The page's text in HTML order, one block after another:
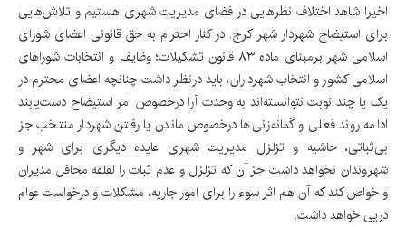
اخیرا شاهد اختلاف نظرهایی در فضای مدیریت شهری هستیم و تلاش‌هایی
برای استیضاح شهردار شهر کرج. در کنار احترام به حق قانونی اعضای شورای
اسلامی شهر برمبنای ماده ۸۳ قانون تشکیلات؛ وظایف و انتخابات شوراهای
اسلامی کشور و انتخاب شهرداران، باید درنظر داشت چنانچه اعضای محترم در
یک یا چند نوبت نتوانسته‌اند به وحدت آرا درخصوص امر استیضاح دست‌یابند
ادامه روند فعلی و گمانه‌زنی‌ها درخصوص ماندن یا رفتن شهردار منتخب جز
بی‌ثباتی، حاشیه و تزلزل مدیریت شهری عایده دیگری برای شهر و
شهروندان نخواهد داشت جز آن که تزلزل و عدم ثبات را لقلقه محافل مدیران
و خواص کند که آن هم اثر سوء را برای امور جاریه، مشکلات و درخواست عوام
درپی خواهد داشت.